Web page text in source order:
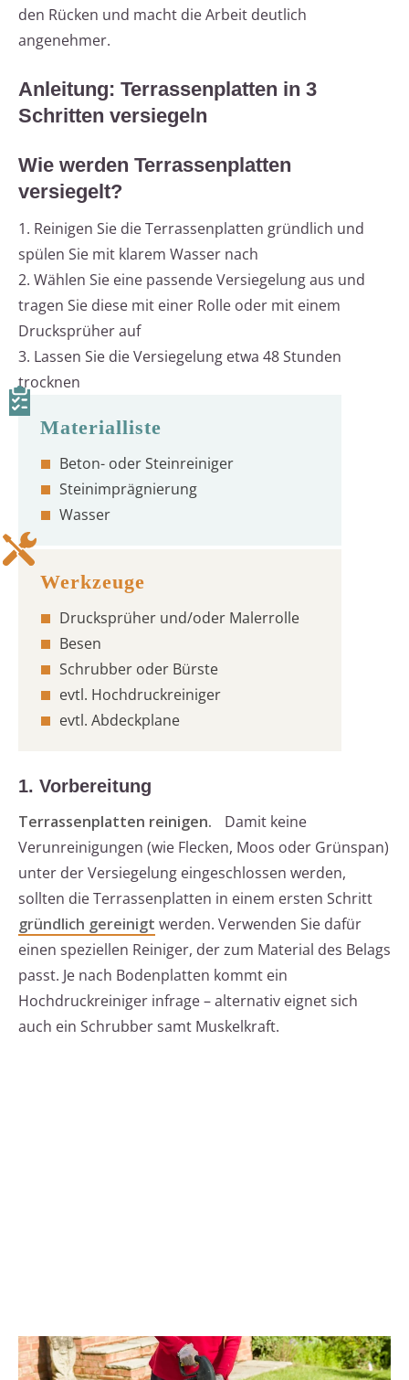
den Rücken und macht die Arbeit deutlich
angenehmer.
Anleitung: Terrassenplatten in 3
Schritten versiegeln
Wie werden Terrassenplatten
versiegelt?
1. Reinigen Sie die Terrassenplatten gründlich und
spülen Sie mit klarem Wasser nach
2. Wählen Sie eine passende Versiegelung aus und
tragen Sie diese mit einer Rolle oder mit einem
Drucksprüher auf
3. Lassen Sie die Versiegelung etwa 48 Stunden
trocknen
Beton- oder Steinreiniger
Steinimprägnierung
Wasser
Drucksprüher und/oder Malerrolle
Besen
Schrubber oder Bürste
evtl. Hochdruckreiniger
evtl. Abdeckplane
1. Vorbereitung
Terrassenplatten reinigen.
Damit keine
Verunreinigungen (wie Flecken, Moos oder Grünspan)
unter der Versiegelung eingeschlossen werden,
sollten die Terrassenplatten in einem ersten Schritt
gründlich gereinigt werden. Verwenden Sie dafür
einen speziellen Reiniger, der zum Material des Belags
passt. Je nach Bodenplatten kommt ein
Hochdruckreiniger infrage – alternativ eignet sich
auch ein Schrubber samt Muskelkraft.